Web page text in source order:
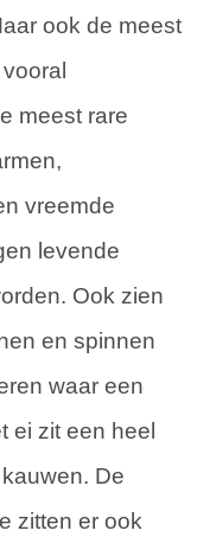
ook de meest
meest rare
vreemde
levende
Ook zien
en spinnen
waar een
ei zit een heel
De
zitten er ook